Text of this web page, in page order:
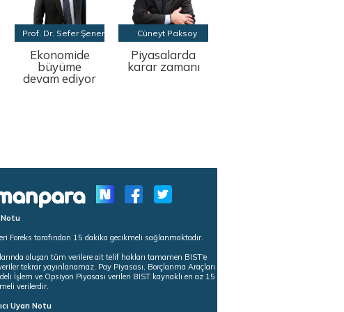
Prof. Dr. Sefer Şener
Ekonomide
büyüme
devam ediyor
Cüneyt Paksoy
Piyasalarda
karar zamanı
Notu
Foreks tarafından 15 dakika gecikmeli sağlanmaktadır.
oluşan tüm verilere ait telif hakları tamamen BIST'e
tekrar yayınlanamaz. Pay Piyasası, Borçlanma Araçları
İşlem ve Opsiyon Piyasası verileri BIST kaynaklı en az 15
verilerdir.
Uyarı Notu